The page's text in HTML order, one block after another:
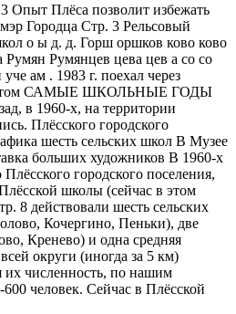
Опыт Плёса позволит избежать
Городца Стр. 3 Рельсовый
о ы д. д. Горш оршков ково ково
Румян Румянцев цева цев а со со
ам . 1983 г. поехал через
этом САМЫЕ ШКОЛЬНЫЕ ГОДЫ
в 1960-х, на территории
Плёсского городского
шесть сельских школ В Музее
больших художников В 1960-х
городского поселения,
школы (сейчас в этом
8 действовали шесть сельских
Кочергино, Пеньки), две
Кренево) и одна средняя
округи (иногда за 5 км)
их численность, по нашим
600 человек. Сейчас в Плёсской